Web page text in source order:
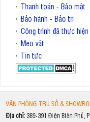
Thanh toán - Bảo mật
Bảo hành - Bảo trì
Công trình đã thực hiện
Mẹo vặt
Tin tức
VĂN PHÒNG TRỤ SỞ &
Địa chỉ: 389-391 Điện Biên Phủ,